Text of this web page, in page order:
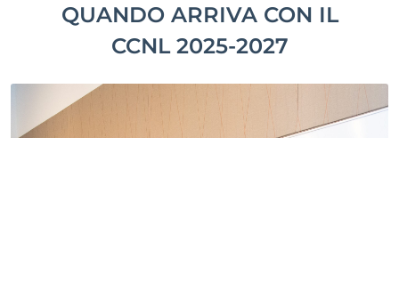
QUANDO ARRIVA CON IL
CCNL 2025-2027